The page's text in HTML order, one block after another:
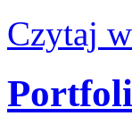
Czytaj